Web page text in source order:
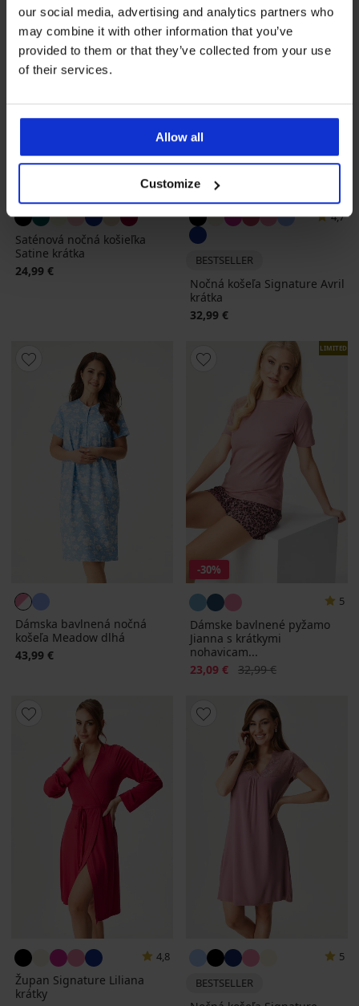
our social media, advertising and analytics partners who
may combine it with other information that you’ve
provided to them or that they’ve collected from your use
of their services.
Allow all
Customize
Saténová nočná košieľka
Satine krátka
24,99 €
4,7
BESTSELLER
Nočná košeľa Signature Avril
krátka
32,99 €
Dámska bavlnená nočná
košeľa Meadow dlhá
43,99 €
LIMITED
-30%
5
Dámske bavlnené pyžamo
Jianna s krátkymi
nohavicam...
Zľava
23,09 € Pôvodná cena
32,99 €
4,8
Župan Signature Liliana
krátky
5
BESTSELLER